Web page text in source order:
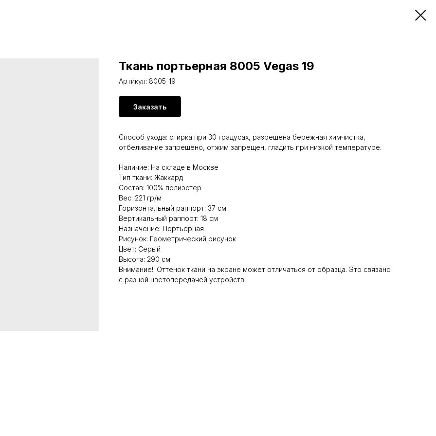
Ткань портьерная 8005 Vegas 19
Артикул: 8005-19
Заказать
Способ ухода: стирка при 30 градусах, разрешена бережная химчистка,
отбеливание запрещено, отжим запрещен, гладить при низкой температуре.
Наличие: На складе в Москве
Тип ткани: Жаккард
Состав: 100% полиэстер
Вес: 221 гр/м
Горизонтальный раппорт: 37 см
Вертикальный раппорт: 18 см
Назначение: Портьерная
Рисунок: Геометрический рисунок
Цвет: Серый
Высота: 290 см
Внимание!: Оттенок ткани на экране может отличаться от образца. Это связано
с разной цветопередачей устройств.